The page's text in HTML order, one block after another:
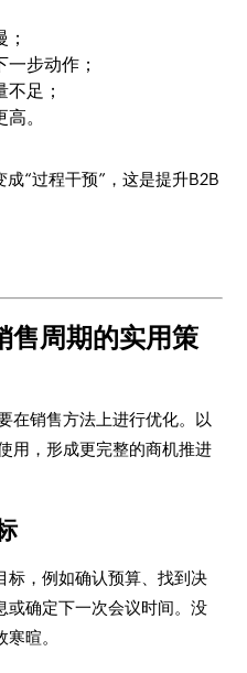
步动作；
足；
。
“过程干预”，这是提升B2B
售周期的实用策
在销售方法上进行优化。以
用，形成更完整的商机推进
标，例如确认预算、找到决
或确定下一次会议时间。没
暄。